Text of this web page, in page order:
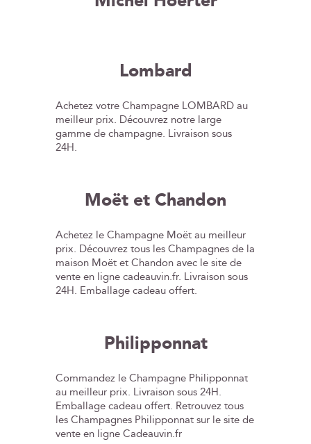
Lombard
Achetez votre Champagne LOMBARD au
meilleur prix. Découvrez notre large
gamme de champagne. Livraison sous
24H.
Moët et Chandon
Achetez le Champagne Moët au meilleur
prix. Découvrez tous les Champagnes de la
maison Moët et Chandon avec le site de
vente en ligne cadeauvin.fr. Livraison sous
24H. Emballage cadeau offert.
Philipponnat
Commandez le Champagne Philipponnat
au meilleur prix. Livraison sous 24H.
Emballage cadeau offert. Retrouvez tous
les Champagnes Philipponnat sur le site de
vente en ligne Cadeauvin.fr